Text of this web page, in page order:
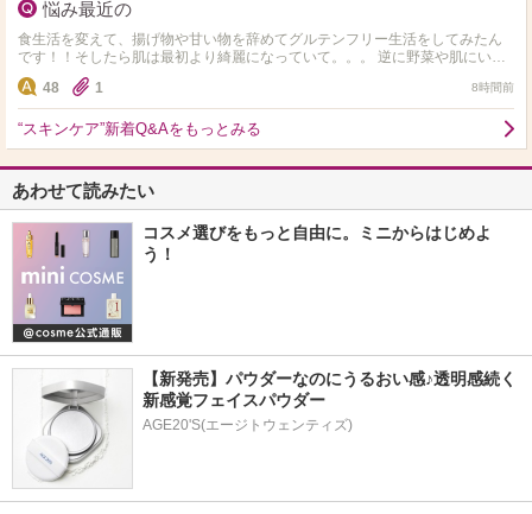
悩み最近の
食生活を変えて、揚げ物や甘い物を辞めてグルテンフリー生活をしてみたん
です！！そしたら肌は最初より綺麗になっていて。。。 逆に野菜や肌にいい
ものしか食べれず 揚げ物や小麦やお菓子や米、味が濃ゆい…
48 1 8時間前
“スキンケア”新着Q&Aをもっとみる
あわせて読みたい
コスメ選びをもっと自由に。ミニからはじめよ
う！
【新発売】パウダーなのにうるおい感♪透明感続く
新感覚フェイスパウダー
AGE20'S(エージトウェンティズ)